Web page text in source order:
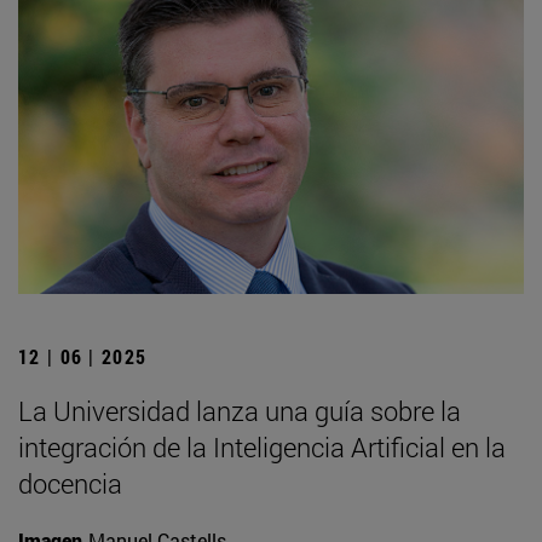
12 | 06 | 2025
La Universidad lanza una guía sobre la
integración de la Inteligencia Artificial en la
docencia